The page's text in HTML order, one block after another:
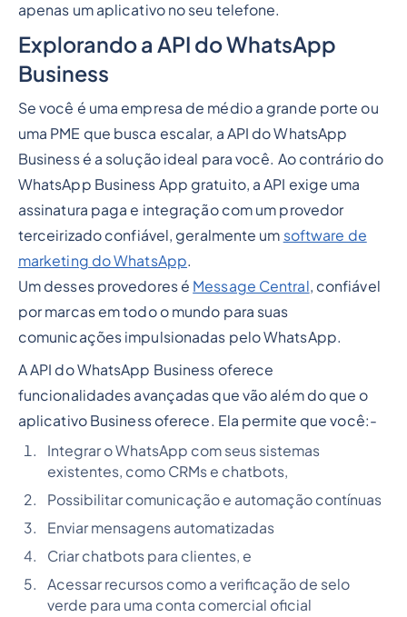
apenas um aplicativo no seu telefone.
Explorando a API do WhatsApp
Business
Se você é uma empresa de médio a grande porte ou
uma PME que busca escalar, a API do WhatsApp
Business é a solução ideal para você. Ao contrário do
WhatsApp Business App gratuito, a API exige uma
assinatura paga e integração com um provedor
terceirizado confiável, geralmente um software de
marketing do WhatsApp.
Um desses provedores é Message Central, confiável
por marcas em todo o mundo para suas
comunicações impulsionadas pelo WhatsApp.
A API do WhatsApp Business oferece
funcionalidades avançadas que vão além do que o
aplicativo Business oferece. Ela permite que você:-
Integrar o WhatsApp com seus sistemas
existentes, como CRMs e chatbots,
Possibilitar comunicação e automação contínuas
Enviar mensagens automatizadas
Criar chatbots para clientes, e
Acessar recursos como a verificação de selo
verde para uma conta comercial oficial